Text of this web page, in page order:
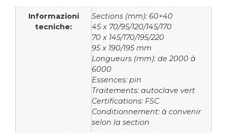
Informazioni
tecniche:
Sections (mm): 60×40
45 x 70/95/120/145/170
70 x 145/170/195/220
95 x 190/195 mm
Longueurs (mm): de 2000 à
6000
Essences: pin
Traitements: autoclave vert
Certifications: FSC
Conditionnement: à convenir
selon la section